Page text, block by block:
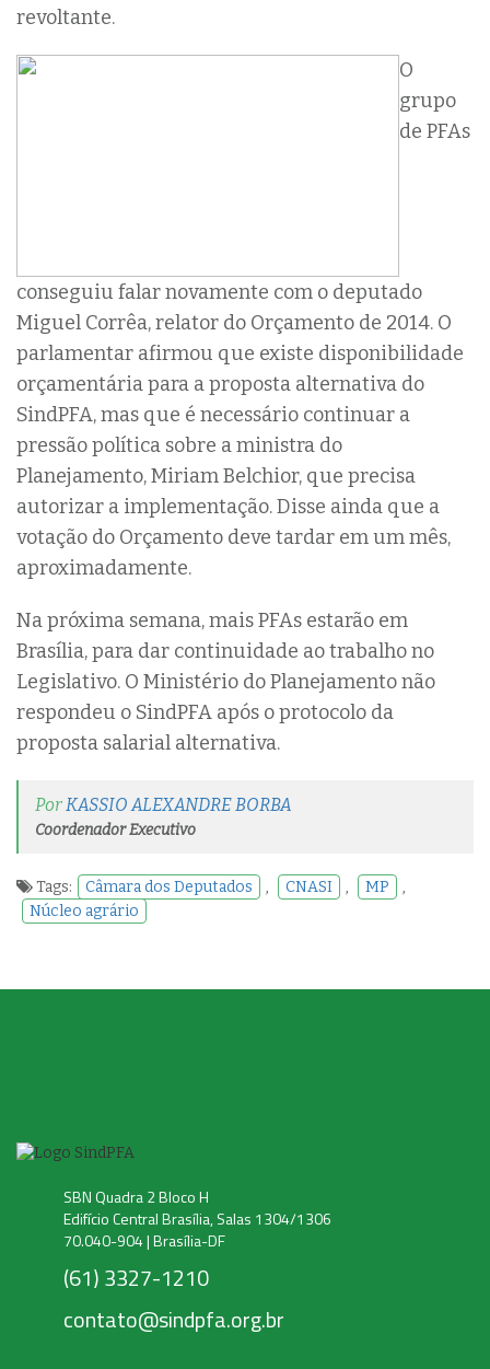
revoltante.
O
grupo
de PFAs
conseguiu falar novamente com o deputado
Miguel Corrêa, relator do Orçamento de 2014. O
parlamentar afirmou que existe disponibilidade
orçamentária para a proposta alternativa do
SindPFA, mas que é necessário continuar a
pressão política sobre a ministra do
Planejamento, Miriam Belchior, que precisa
autorizar a implementação. Disse ainda que a
votação do Orçamento deve tardar em um mês,
aproximadamente.
Na próxima semana, mais PFAs estarão em
Brasília, para dar continuidade ao trabalho no
Legislativo. O Ministério do Planejamento não
respondeu o SindPFA após o protocolo da
proposta salarial alternativa.
Por KASSIO ALEXANDRE BORBA
Coordenador Executivo
Tags: Câmara dos Deputados , CNASI , MP
,
Núcleo agrário
SBN Quadra 2 Bloco H
Edifício Central Brasília, Salas 1304/1306
70.040-904 | Brasília-DF
(61) 3327-1210
contato@sindpfa.org.br